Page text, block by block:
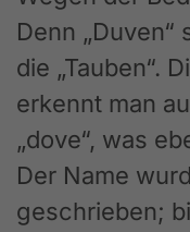
Denn „Duven“
die „Tauben“.
erkennt man
„dove“, was
Der Name
geschrieben;